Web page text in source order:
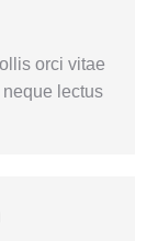
orci vitae
lectus